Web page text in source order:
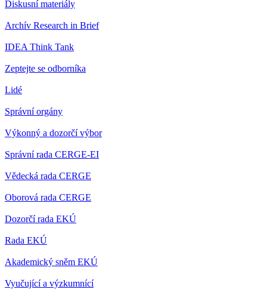
Diskusní materiály
Archív Research in Brief
IDEA Think Tank
Zeptejte se odborníka
Lidé
Správní orgány
Výkonný a dozorčí výbor
Správní rada CERGE-EI
Vědecká rada CERGE
Oborová rada CERGE
Dozorčí rada EKÚ
Rada EKÚ
Akademický sněm EKÚ
Vyučující a výzkumnící